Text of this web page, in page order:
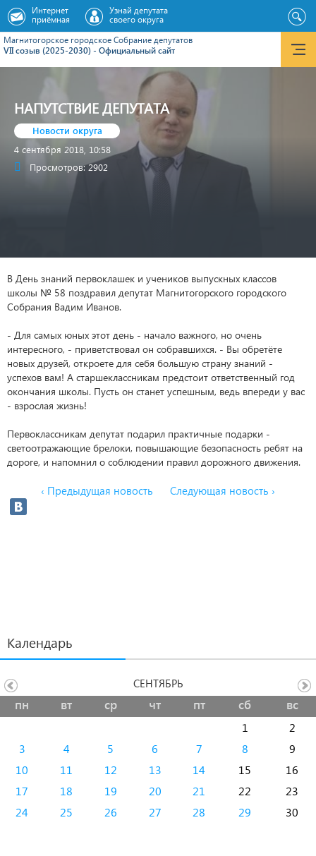
Магнитогорское городское Cобрание депутатов
VII созыв (2025-2030) - Официальный сайт
Интернет
приёмная
Узнай депутата
своего округа
НАПУТСТВИЕ ДЕПУТАТА
Новости округа
4 сентября 2018, 10:58
Просмотров: 2902
В День знаний первоклашек и учеников выпускных классов
школы № 58 поздравил депутат Магнитогорского городского
Собрания Вадим Иванов.
- Для самых юных этот день - начало важного, но очень
интересного, - приветствовал он собравшихся. - Вы обретёте
новых друзей, откроете для себя большую страну знаний -
успехов вам! А старшеклассникам предстоит ответственный год
окончания школы. Пусть он станет успешным, ведь впереди у вас
- взрослая жизнь!
Первоклассникам депутат подарил практичные подарки -
светоотражающие брелоки, повышающие безопасность ребят на
дороге, и напомнил о соблюдении правил дорожного движения.
‹ Предыдущая новость Следующая новость ›
Календарь
пн вт ср чт пт сб вс
1
2
3
4 5 6 7 8
9
10
11 12 13 14 15
16
17
18 19 20 21 22
23
24
25 26 27 28 29 30
СЕНТЯБРЬ